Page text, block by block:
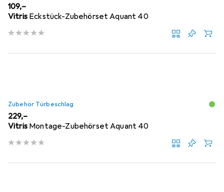
EUR
109,–
Vitris Eckstück-Zubehörset Aquant 40
Zubehör Türbeschlag
EUR
229,–
Vitris Montage-Zubehörset Aquant 40